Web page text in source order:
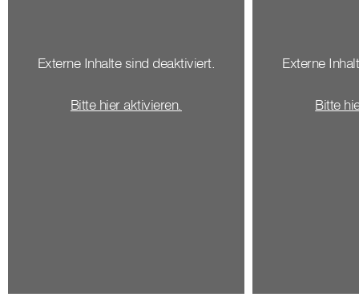
Externe Inhalte sind deaktiviert.
Bitte hier aktivieren.
Externe
Bitte